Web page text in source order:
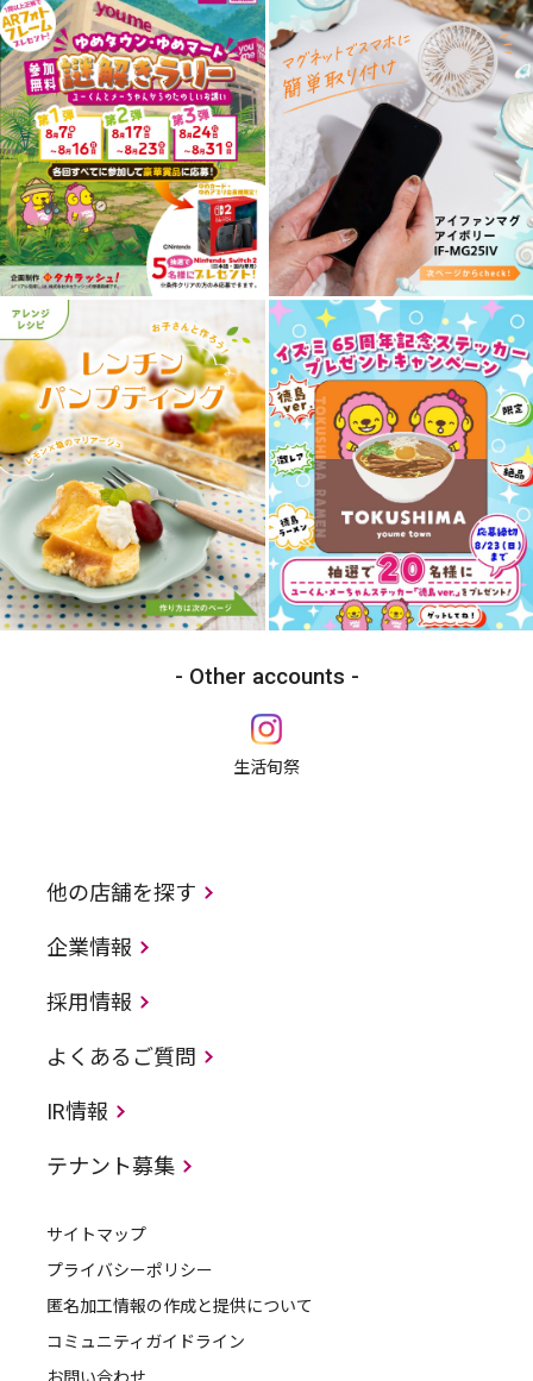
Other accounts
生活旬祭
他の店舗を探す
企業情報
採用情報
よくあるご質問
IR情報
テナント募集
サイトマップ
プライバシーポリシー
匿名加工情報の作成と提供について
コミュニティガイドライン